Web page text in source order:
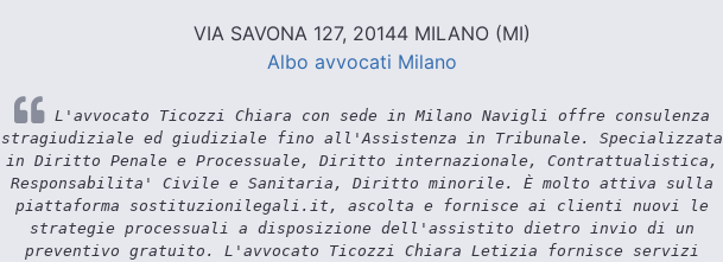
VIA SAVONA 127, 20144 MILANO (MI)
Albo avvocati Milano
L'avvocato Ticozzi Chiara con sede in Milano Navigli offre consulenza
stragiudiziale ed giudiziale fino all'Assistenza in Tribunale. Specializzata
in Diritto Penale e Processuale, Diritto internazionale, Contrattualistica,
Responsabilita' Civile e Sanitaria, Diritto minorile. È molto attiva sulla
piattaforma sostituzionilegali.it, ascolta e fornisce ai clienti nuovi le
strategie processuali a disposizione dell'assistito dietro invio di un
preventivo gratuito. L'avvocato Ticozzi Chiara Letizia fornisce servizi